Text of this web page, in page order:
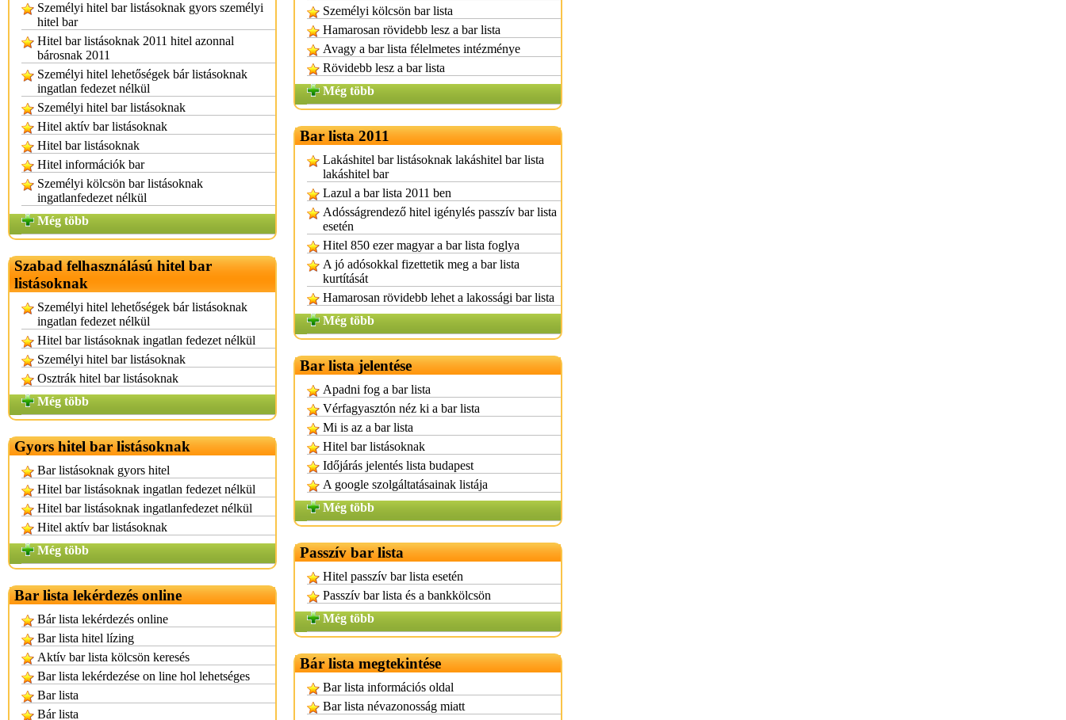
Személyi hitel bar listásoknak gyors személyi
hitel bar
Hitel bar listásoknak 2011 hitel azonnal
bárosnak 2011
Személyi hitel lehetőségek bár listásoknak
ingatlan fedezet nélkül
Személyi hitel bar listásoknak
Hitel aktív bar listásoknak
Hitel bar listásoknak
Hitel információk bar
Személyi kölcsön bar listásoknak
ingatlanfedezet nélkül
Még több
Szabad felhasználású hitel bar
listásoknak
Személyi hitel lehetőségek bár listásoknak
ingatlan fedezet nélkül
Hitel bar listásoknak ingatlan fedezet nélkül
Személyi hitel bar listásoknak
Osztrák hitel bar listásoknak
Még több
Gyors hitel bar listásoknak
Bar listásoknak gyors hitel
Hitel bar listásoknak ingatlan fedezet nélkül
Hitel bar listásoknak ingatlanfedezet nélkül
Hitel aktív bar listásoknak
Még több
Bar lista lekérdezés online
Bár lista lekérdezés online
Bar lista hitel lízing
Aktív bar lista kölcsön keresés
Bar lista lekérdezése on line hol lehetséges
Bar lista
Bár lista
Személyi kölcsön bar lista
Hamarosan rövidebb lesz a bar lista
Avagy a bar lista félelmetes intézménye
Rövidebb lesz a bar lista
Még több
Bar lista 2011
Lakáshitel bar listásoknak lakáshitel bar lista
lakáshitel bar
Lazul a bar lista 2011 ben
Adósságrendező hitel igénylés passzív bar lista
esetén
Hitel 850 ezer magyar a bar lista foglya
A jó adósokkal fizettetik meg a bar lista
kurtítását
Hamarosan rövidebb lehet a lakossági bar lista
Még több
Bar lista jelentése
Apadni fog a bar lista
Vérfagyasztón néz ki a bar lista
Mi is az a bar lista
Hitel bar listásoknak
Időjárás jelentés lista budapest
A google szolgáltatásainak listája
Még több
Passzív bar lista
Hitel passzív bar lista esetén
Passzív bar lista és a bankkölcsön
Még több
Bár lista megtekintése
Bar lista információs oldal
Bar lista névazonosság miatt